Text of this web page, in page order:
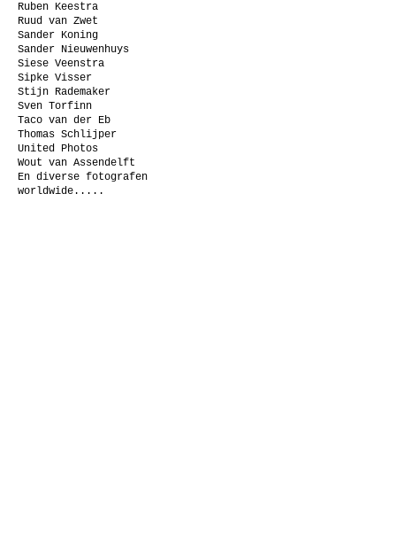
Ruben Keestra
Ruud van Zwet
Sander Koning
Sander Nieuwenhuys
Siese Veenstra
Sipke Visser
Stijn Rademaker
Sven Torfinn
Taco van der Eb
Thomas Schlijper
United Photos
Wout van Assendelft
En diverse fotografen
worldwide.....